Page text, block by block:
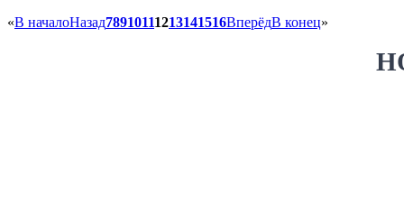
«В началоНазад78910111213141516ВперёдВ конец»